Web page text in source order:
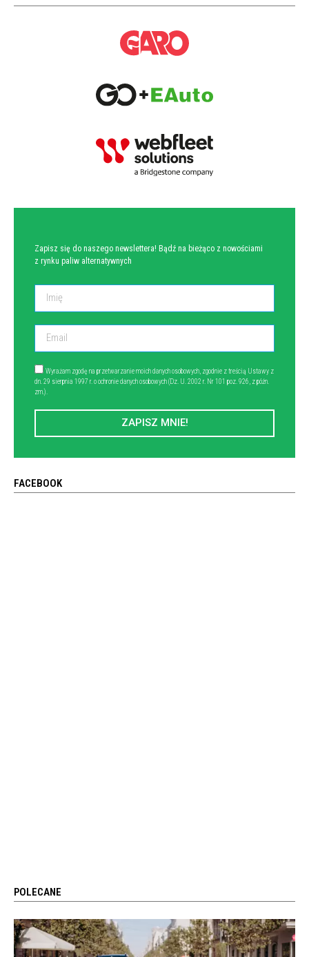
Zapisz się do naszego newslettera! Bądź na bieżąco z nowościami
z rynku paliw alternatywnych
Wyrażam zgodę na przetwarzanie moich danych osobowych, zgodnie z treścią Ustawy z
dn. 29 sierpnia 1997 r. o ochronie danych osobowych (Dz. U. 2002 r. Nr 101 poz. 926, z późn.
zm.).
ZAPISZ MNIE!
FACEBOOK
POLECANE